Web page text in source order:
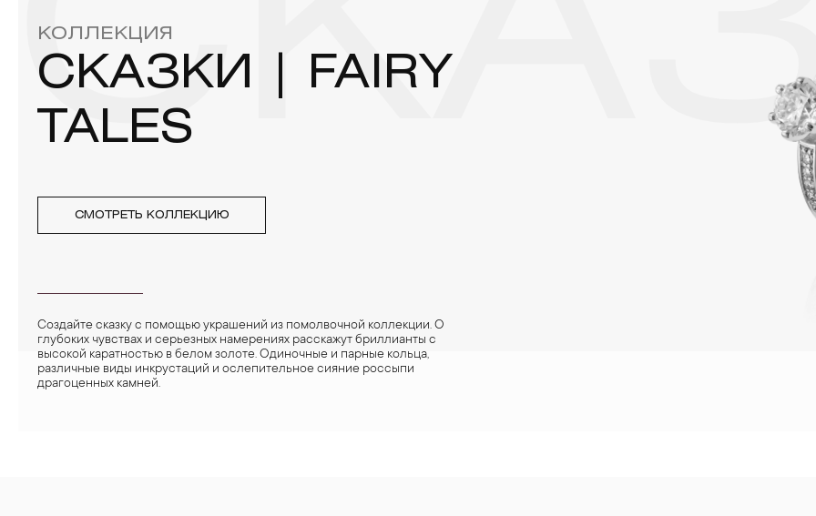
КОЛЛЕКЦИЯ
СКАЗКИ | FAIRY
TALES
СМОТРЕТЬ КОЛЛЕКЦИЮ
Создайте сказку с помощью украшений из помолвочной коллекции. О
глубоких чувствах и серьезных намерениях расскажут бриллианты с
высокой каратностью в белом золоте. Одиночные и парные кольца,
различные виды инкрустаций и ослепительное сияние россыпи
драгоценных камней.